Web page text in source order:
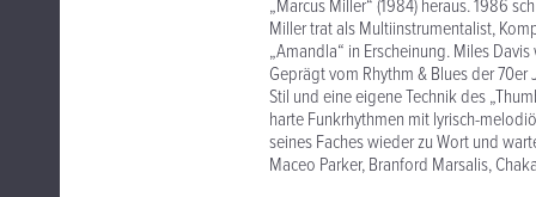
„Marcus Miller“ (1984) heraus. 1986
Miller trat als Multiinstrumentalist,
„Amandla“ in Erscheinung. Miles
Geprägt vom Rhythm & Blues der
Stil und eine eigene Technik des
harte Funkrhythmen mit lyrisch-
seines Faches wieder zu Wort und
Maceo Parker, Branford Marsalis,